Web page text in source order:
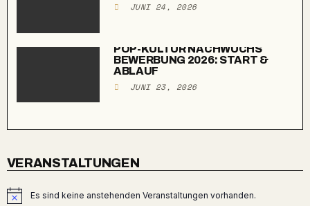
JUNI 24, 2026
POP-KULTUR NACHWUCHS
BEWERBUNG 2026: START &
ABLAUF
JUNI 23, 2026
VERANSTALTUNGEN
HinweisEs sind keine anstehenden Veranstaltungen vorhanden.